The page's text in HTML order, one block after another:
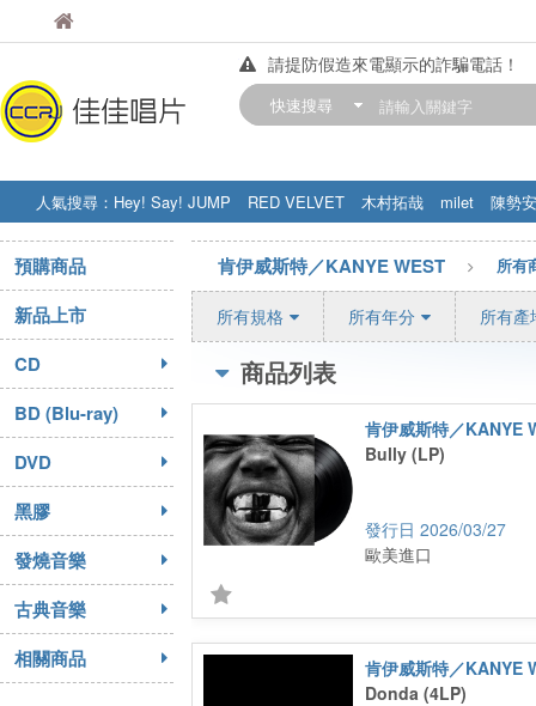
佳佳唱片
【中華門市營業時間調整公告】
訂購金額滿200元，即享免運優惠!!
快速搜尋
人氣搜尋： Hey! Say! JUMP RED VELVET 木村拓哉 milet
陳勢安
STRAY KIDS
盧廣仲 周杰伦
預購商品
新品上市
CD
BD (Blu-ray)
DVD
黑膠
發燒音樂
古典音樂
相關商品
肯伊威斯特／KANYE WEST 所有
所有規格 所有年分 所有產
商品列表
肯伊威斯特／KANYE
Bully (LP)
2026/03/27
歐美進口
肯伊威斯特／KANYE
Donda (4LP)